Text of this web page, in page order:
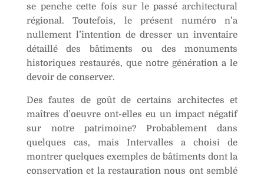
i
v
e
:
se penche cette fois sur le passé architectural
régional. Toutefois, le présent numéro n’a
nullement l’intention de dresser un inventaire
détaillé des bâtiments ou des monuments
historiques restaurés, que notre génération a le
devoir de conserver.
Des fautes de goût de certains architectes et
maîtres d’oeuvre ont-elles eu un impact négatif
sur notre patrimoine? Probablement dans
quelques cas, mais Intervalles a choisi de
montrer quelques exemples de bâtiments dont la
conservation et la restauration nous ont semblé